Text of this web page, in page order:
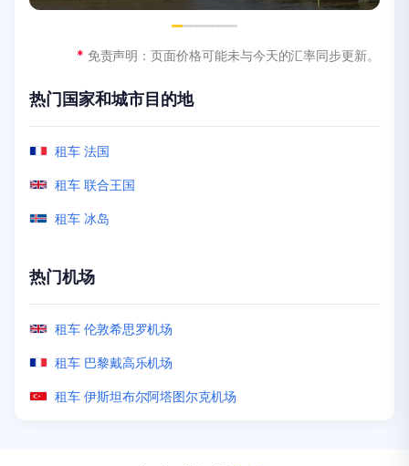
* 免责声明：页面价格可能未与今天的汇率同步更新。
热门国家和城市目的地
租车 马来西亚
租车 迪拜
租车 安曼
热门机场
租车 吉隆坡机场
租车 阿布扎比机场
租车 普吉国际机场
* 免责声明：页面价格可能未与今天的汇率同步更新。
热门国家和城市目的地
租车 墨尔本
租车 新西兰
租车 悉尼
热门机场
租车 珀斯机场
租车 霍巴特机场
租车 布里斯班机场
* 免责声明：页面价格可能未与今天的汇率同步更新。
热门国家和城市目的地
租车 肯尼亚
租车 阿克拉
租车 埃及
热门机场
租车 Zanzibar Airport
租车 拉巴特机场
租车 温得和克国际机场
* 免责声明：页面价格可能未与今天的汇率同步更新。
热门国家和城市目的地
租车 奥兰多
租车 洛杉矶
租车 拉斯维加斯
热门机场
租车 洛杉矶机场
租车 奥兰多机场
租车 拉斯维加斯机场
* 免责声明：页面价格可能未与今天的汇率同步更新。
热门国家和城市目的地
租车 圣胡安（路易斯·穆尼奥斯·马林国际机场）
租车 波多黎各
租车 阿鲁巴
热门机场
租车 墨西卡利机场
租车 圣胡安机场
租车 圣保罗瓜鲁柳斯机场
* 免责声明：页面价格可能未与今天的汇率同步更新。
热门国家和城市目的地
租车 法国
租车 联合王国
租车 冰岛
热门机场
租车 伦敦希思罗机场
租车 巴黎戴高乐机场
租车 伊斯坦布尔阿塔图尔克机场